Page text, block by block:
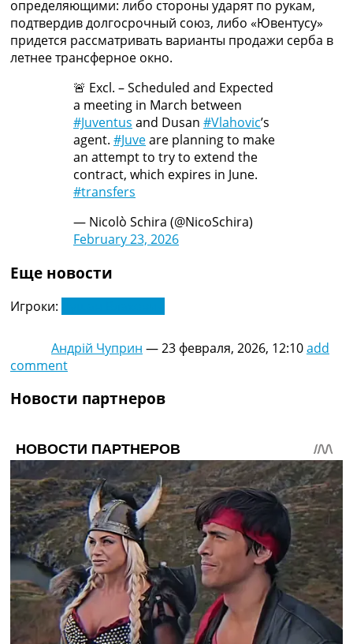
Испания. Ла Лига
Другие Турниры >>>
Таблицы
Таблицы групп Чемпионата Мира
Украина. Премьер-Лига
Украина. Первая Лига
Лига Чемпионов. Таблицы групп
Англия. Премьер-Лига
Испания. Ла Лига
Все таблицы >>>
Рейтинги
Рейтинг клубов УЕФА
Рейтинг ФИФА
определяющими: либо стороны ударят по рукам,
подтвердив долгосрочный союз, либо «Ювентусу»
придется рассматривать варианты продажи серба в
летнее трансферное окно.
🚨 Excl. – Scheduled and Expected
a meeting in March between
#Juventus and Dusan #Vlahovic’s
agent. #Juveare planning to make
an attempt to try to extend the
contract, which expires in June.
#transfers
— Nicolò Schira (@NicoSchira)
February 23, 2026
Еще новости
Игроки:
Андрій Чуприн —23 февраля, 2026, 12:10add
comment
Новости партнеров